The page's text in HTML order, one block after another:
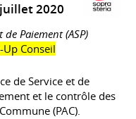
2020
Paiement (ASP)
Conseil
de Service et de
et le contrôle des
(PAC).